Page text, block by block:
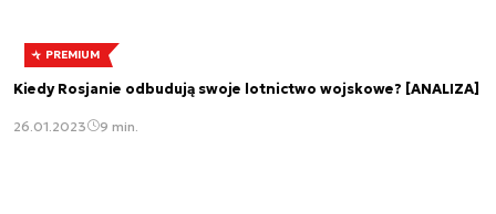
PREMIUM
Kiedy Rosjanie odbudują swoje lotnictwo wojskowe? [ANALIZA]
26.01.2023 9 min.